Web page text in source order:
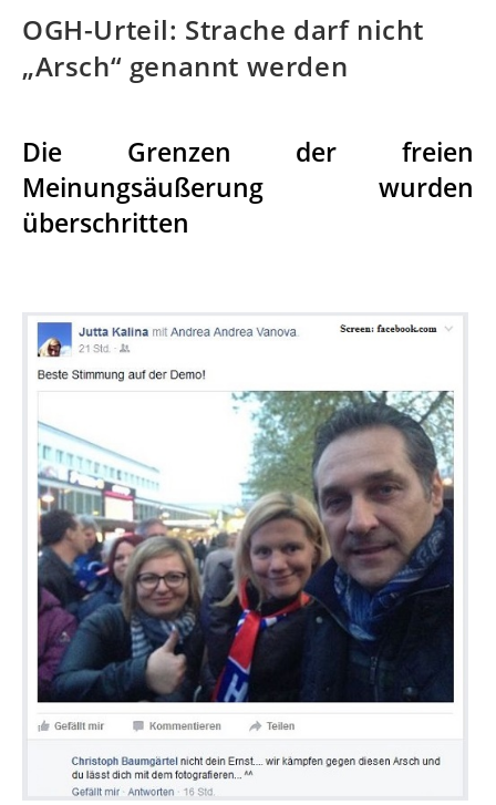
OGH-Urteil: Strache darf nicht
„Arsch“ genannt werden
Die Grenzen der freien
Meinungsäußerung wurden
überschritten